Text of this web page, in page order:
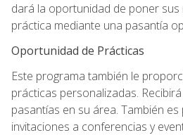
dará la oportunidad de poner sus
práctica mediante una pasantía
Oportunidad de Prácticas
Este programa también le
prácticas personalizadas.
pasantías en su área. También
invitaciones a conferencias y